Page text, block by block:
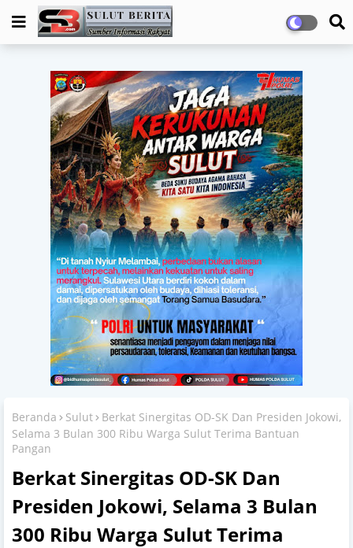
Beranda Sulut
Berkat Sinergitas OD-SK Dan Presiden Jokowi,
Selama 3 Bulan 300 Ribu Warga Sulut Terima Bantuan
Pangan
Berkat Sinergitas OD-SK Dan
Presiden Jokowi, Selama 3 Bulan
300 Ribu Warga Sulut Terima